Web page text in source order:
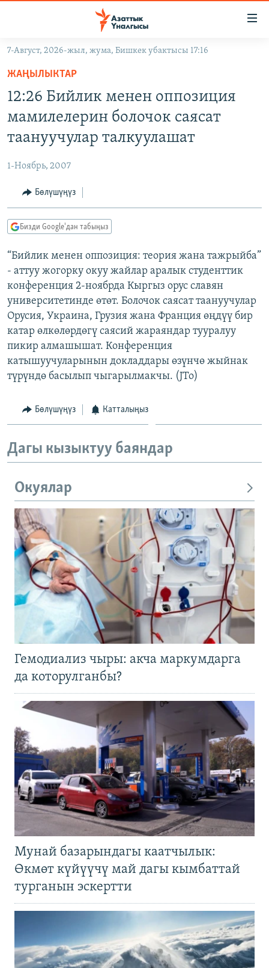
Навигацияга
өтүңүз
салыңыз
МАДАНИЯТ
ТВ ПРОГРАММАЛАР
БҮГҮН АЗАТТЫКТА
ДАНИСТЕ
ЭЖЕ-СИҢДИЛЕР
АЗАТТЫК+
ЫҢГАЙСЫЗ СУРООЛОР
ПОДКАСТ
Русский
ОНЛАЙН ШЕРИНЕ
ЭЕ/АРнун бардык сайттары
7-Август, 2026-жыл, жума, Бишкек убактысы 17:16
ЖАҢЫЛЫКТАР
12:26 Бийлик менен оппозиция
мамилелерин болочок саясат
таануучулар талкуулашат
1-Ноябрь, 2007
Бөлүшүңүз
Бизди Google'дан табыңыз
“Бийлик менен оппозиция: теория жана тажрыйба”
- аттуу жогорку окуу жайлар аралык студенттик
конференция 2-ноябрда Кыргыз орус славян
университетинде өтөт. Болочок саясат таануучулар
Орусия, Украина, Грузия жана Франция өңдүү бир
катар өлкөлөрдөгү саясий жараяндар тууралуу
пикир алмашышат. Конференция
катышуучуларынын докладдары өзүнчө жыйнак
түрүндө басылып чыгарылмакчы. (JTo)
Бөлүшүңүз Катталыңыз
Дагы кызыктуу баяндар
Окуялар
Гемодиализ чыры: акча маркумдарга
да которулганбы?
Мунай базарындагы каатчылык:
Өкмөт күйүүчү май дагы кымбаттай
турганын эскертти